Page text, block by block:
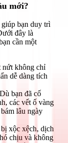
mới?
giúp bạn duy trì
đây là
cần một
nứt không chỉ
dễ dàng tích
Dù bạn đã cố
các vết ố vàng
lâu ngày
bị xộc xệch, dịch
chịu và không